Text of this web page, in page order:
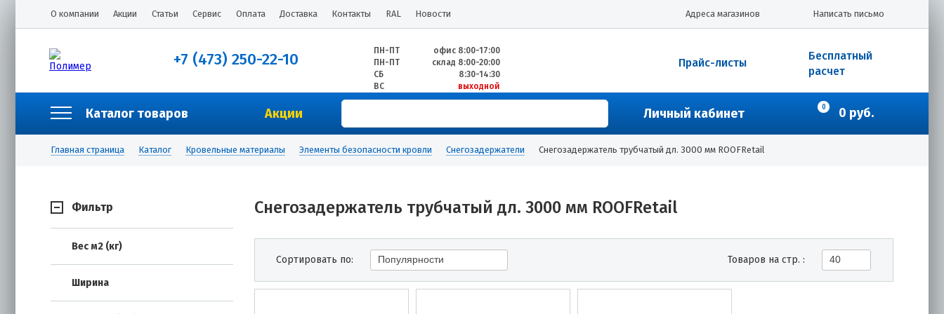
О компании Акции Статьи Сервис Оплата Доставка Контакты RAL Новости Написать письмо
Адреса магазинов
+7 (473) 250-22-10 ПН-ПТ
офис 8:00-17:00
ПН-ПТ
склад 8:00-20:00
СБ
8:30-14:30
ВС
выходной
Бесплатный
расчет
Прайс-листы
Каталог товаров Акции Личный кабинет 0 0 руб.
Главная страница Каталог Кровельные материалы Элементы безопасности кровли Снегозадержатели Снегозадержатель трубчатый дл. 3000 мм ROOFRetail
Фильтр
Вес м2 (кг)
Ширина
Снегозадержатель трубчатый дл. 3000 мм ROOFRetail
Сортировать по: Популярности Товаров на стр. : 40